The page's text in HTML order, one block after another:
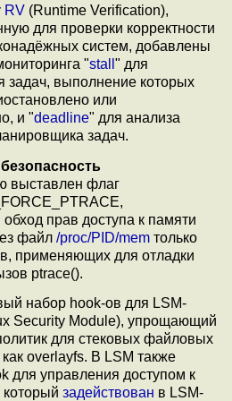
RV (Runtime Verification),
для проверки корректности
систем, добавлены
"stall " для
задач, выполнение которых
или
и "deadline" для анализа
задач.
выставлен флаг
прав доступа к памяти
файл /proc/PID/mem только
применяющих для отладки
ptrace().
набор hook-ов для LSM-
Security Module), упрощающий
для стековых файловых
как overlayfs. В LSM также
для управления доступом к
который задействован в LSM-